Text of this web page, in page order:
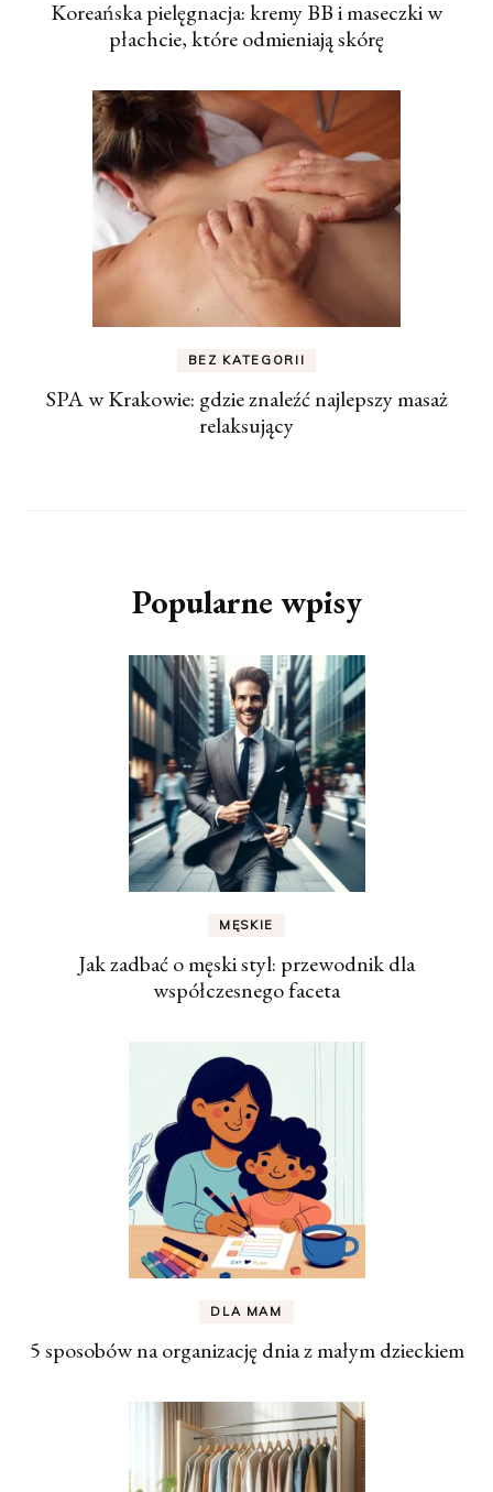
Koreańska pielęgnacja: kremy BB i maseczki w
płachcie, które odmieniają skórę
BEZ KATEGORII
SPA w Krakowie: gdzie znaleźć najlepszy masaż
relaksujący
Popularne wpisy
MĘSKIE
Jak zadbać o męski styl: przewodnik dla
współczesnego faceta
DLA MAM
5 sposobów na organizację dnia z małym dzieckiem